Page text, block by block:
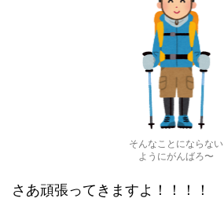
そんなことにならない
ようにがんばろ〜
さあ頑張ってきますよ！！！！